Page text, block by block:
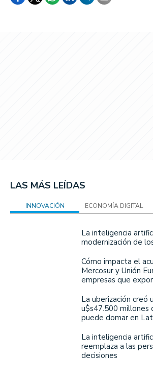
LAS MÁS LEÍDAS
INNOVACIÓN ECONOMÍA DIGITAL
La inteligencia
modernización de
Cómo impacta el
Mercosur y Unión
empresas que
La uberización creó
u$s47.500 millones
puede domar en
La inteligencia
reemplaza a las
decisiones